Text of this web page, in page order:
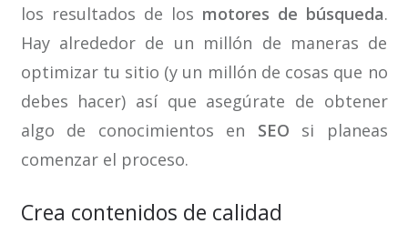
los resultados de los motores de búsqueda.
Hay alrededor de un millón de maneras de
optimizar tu sitio (y un millón de cosas que no
debes hacer) así que asegúrate de obtener
algo de conocimientos en SEO si planeas
comenzar el proceso.
Crea contenidos de calidad